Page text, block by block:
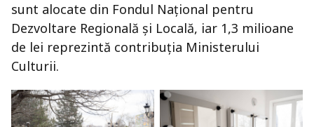
sunt alocate din Fondul Național pentru
Dezvoltare Regională și Locală, iar 1,3 milioane
de lei reprezintă contribuția Ministerului
Culturii.